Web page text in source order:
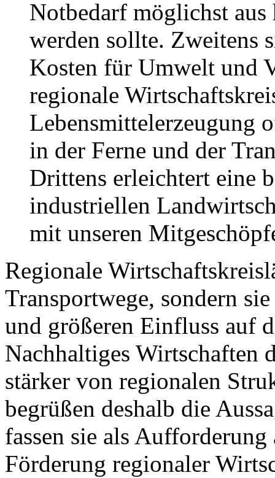
Notbedarf möglichst
werden sollte. Zweitens
Kosten für Umwelt und
regionale
Lebensmittelerzeugung
in der Ferne und der
Drittens erleichtert eine
industriellen
mit unseren
Regionale
Transportwege, sondern
und größeren Einfluss auf
Nachhaltiges Wirtschaften
stärker von regionalen
begrüßen deshalb die
fassen sie als
Förderung regionaler